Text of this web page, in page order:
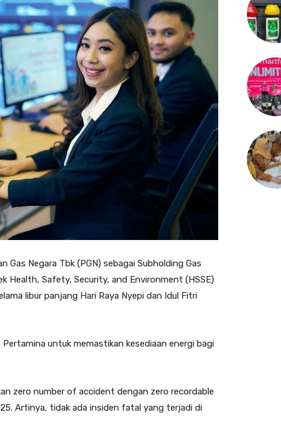
Gas Negara Tbk (PGN) sebagai Subholding Gas
Health, Safety, Security, and Environment (HSSE)
libur panjang Hari Raya Nyepi dan Idul Fitri
untuk memastikan kesediaan energi bagi
zero number of accident dengan zero recordable
Artinya, tidak ada insiden fatal yang terjadi di